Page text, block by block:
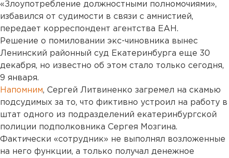
«Злоупотребление должностными полномочиями»,
избавился от судимости в связи с амнистией,
передает корреспондент агентства ЕАН.
Решение о помиловании экс-чиновника вынес
Ленинский районный суд Екатеринбурга еще 30
декабря, но известно об этом стало только сегодня,
9 января.
Напомним, Сергей Литвиненко загремел на скамью
подсудимых за то, что фиктивно устроил на работу в
штат одного из подразделений екатеринбургской
полиции подполковника Сергея Мозгина.
Фактически «сотрудник» не выполнял возложенные
на него функции, а только получал денежное